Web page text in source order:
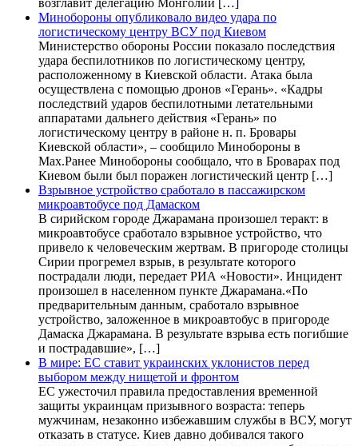
возглавит делегацию Монголии […]
Минобороны опубликовало видео удара по
логистическому центру ВСУ под Киевом
Министерство обороны России показало последствия
удара беспилотников по логистическому центру,
расположенному в Киевской области. Атака была
осуществлена с помощью дронов «Герань». «Кадры
последствий ударов беспилотными летательными
аппаратами дальнего действия «Герань» по
логистическому центру в районе н. п. Бровары
Киевской области», – сообщило Минобороны в
Max.Ранее Минобороны сообщало, что в Броварах под
Киевом были был поражен логистический центр […]
Взрывное устройство сработало в пассажирском
микроавтобусе под Дамаском
В сирийском городе Джарамана произошел теракт: в
микроавтобусе сработало взрывное устройство, что
привело к человеческим жертвам. В пригороде столицы
Сирии прогремел взрыв, в результате которого
пострадали люди, передает РИА «Новости». Инцидент
произошел в населенном пункте Джарамана.«По
предварительным данным, сработало взрывное
устройство, заложенное в микроавтобус в пригороде
Дамаска Джарамана. В результате взрыва есть погибшие
и пострадавшие», […]
В мире: ЕС ставит украинских уклонистов перед
выбором между нищетой и фронтом
ЕС ужесточил правила предоставления временной
защиты украинцам призывного возраста: теперь
мужчинам, незаконно избежавшим службы в ВСУ, могут
отказать в статусе. Киев давно добивался такого